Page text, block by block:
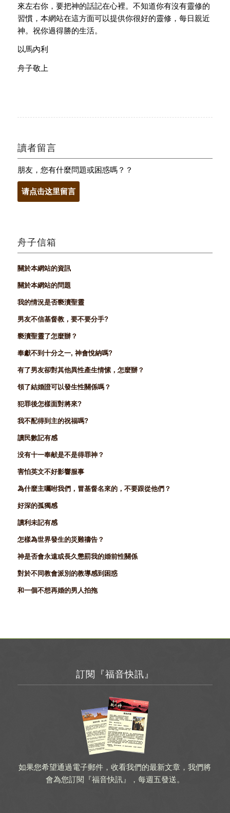
來左右你，要把神的話記在心裡。不知道你有沒有靈修的
習慣，本網站在這方面可以提供你很好的靈修，每日親近
神。祝你過得勝的生活。
以馬內利
舟子敬上
讀者留言
朋友，您有什麼問題或困惑嗎？？
请点击这里留言
舟子信箱
關於本網站的資訊
關於本網站的問題
我的情況是否褻瀆聖靈
男友不信基督教，要不要分手?
褻瀆聖靈了怎麼辦？
奉獻不到十分之一, 神會悅納嗎?
有了男友卻對其他異性產生情愫，怎麼辦？
領了結婚證可以發生性關係嗎？
犯罪後怎樣面對將來?
我不配得到主的祝福嗎?
讀民數記有感
没有十一奉献是不是得罪神？
害怕英文不好影響服事
為什麼主囑咐我們，冒基督名來的，不要跟從他們？
好深的孤獨感
讀利未記有感
怎樣為世界發生的災難禱告？
神是否會永遠或長久懲罰我的婚前性關係
對於不同教會派別的教導感到困惑
和一個不想再婚的男人拍拖
訂閱『福音快訊』
如果您希望通過電子郵件，收看我們的最新文章，我們將
會為您訂閱『福音快訊』，每週五發送。